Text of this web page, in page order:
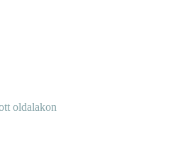
oldalakon